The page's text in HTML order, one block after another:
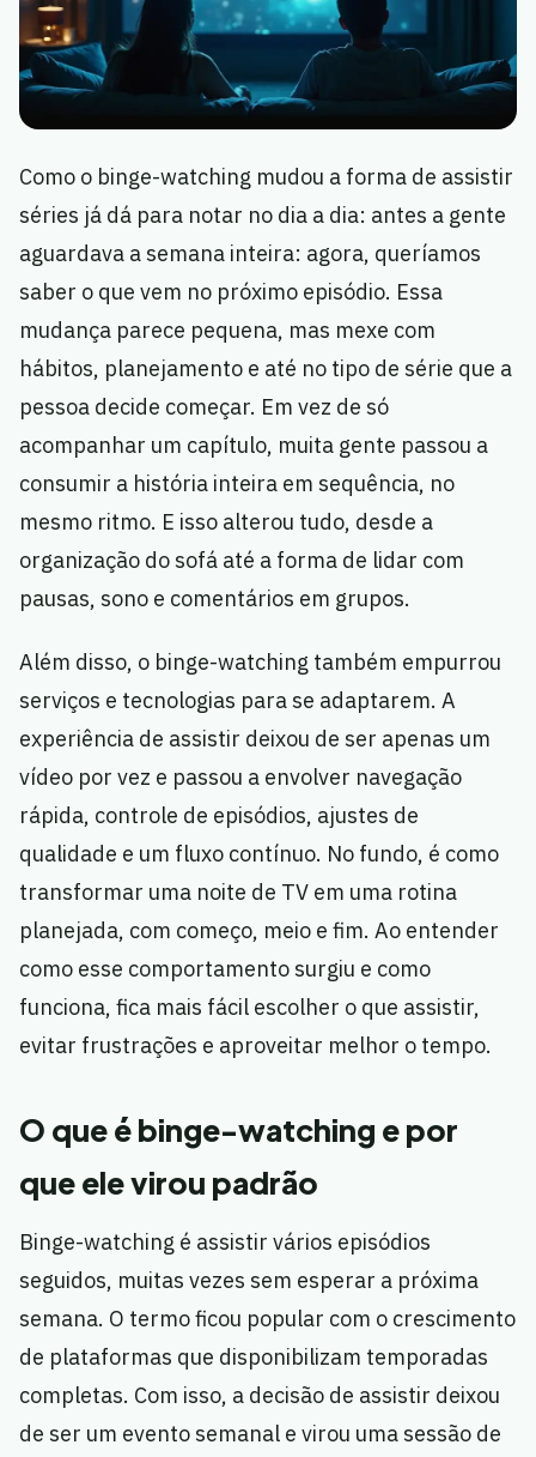
Como o binge-watching mudou a forma de assistir
séries já dá para notar no dia a dia: antes a gente
aguardava a semana inteira: agora, queríamos
saber o que vem no próximo episódio. Essa
mudança parece pequena, mas mexe com
hábitos, planejamento e até no tipo de série que a
pessoa decide começar. Em vez de só
acompanhar um capítulo, muita gente passou a
consumir a história inteira em sequência, no
mesmo ritmo. E isso alterou tudo, desde a
organização do sofá até a forma de lidar com
pausas, sono e comentários em grupos.
Além disso, o binge-watching também empurrou
serviços e tecnologias para se adaptarem. A
experiência de assistir deixou de ser apenas um
vídeo por vez e passou a envolver navegação
rápida, controle de episódios, ajustes de
qualidade e um fluxo contínuo. No fundo, é como
transformar uma noite de TV em uma rotina
planejada, com começo, meio e fim. Ao entender
como esse comportamento surgiu e como
funciona, fica mais fácil escolher o que assistir,
evitar frustrações e aproveitar melhor o tempo.
O que é binge-watching e por
que ele virou padrão
Binge-watching é assistir vários episódios
seguidos, muitas vezes sem esperar a próxima
semana. O termo ficou popular com o crescimento
de plataformas que disponibilizam temporadas
completas. Com isso, a decisão de assistir deixou
de ser um evento semanal e virou uma sessão de